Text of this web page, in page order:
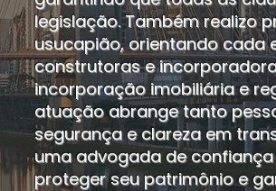
legislação. Também realizo
usucapião, orientando cada
construtoras e
incorporação imobiliária e
atuação abrange tanto
segurança e clareza em
uma advogada de
proteger seu patrimônio e